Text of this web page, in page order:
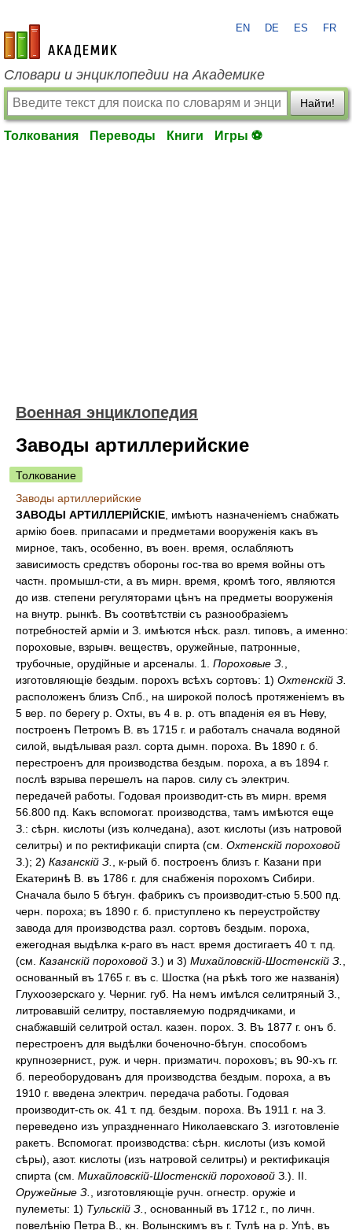
academic.ru
EN DE ES FR
Словари и энциклопедии на Академике
Найти!
Толкования Переводы Книги Игры ⚽
Военная энциклопедия
Заводы артиллерийские
Толкование
Заводы артиллерийские
ЗАВОДЫ АРТИЛЛЕРІЙСКІЕ , имѣютъ назначеніемъ снабжать
армію боев. припасами и предметами вооруженія какъ въ
мирное, такъ, особенно, въ воен. время, ослабляютъ
зависимость средствъ обороны гос-тва во время войны отъ
частн. промышл-сти, а въ мирн. время, кромѣ того, являются
до изв. степени регуляторами цѣнъ на предметы вооруженія
на внутр. рынкѣ. Въ соотвѣтствіи съ разнообразіемъ
потребностей арміи и З. имѣются нѣск. разл. типовъ, а именно:
пороховые, взрывч. веществъ, оружейные, патронные,
трубочные, орудійные и арсеналы. 1. Пороховые З.
изготовляющіе бездым. порохъ всѣхъ сортовъ: 1) Охтенскій З.
расположенъ близъ Спб., на широкой полосѣ протяженіемъ въ
5 вер. по берегу р. Охты, въ 4 в. р. отъ впаденія ея въ Неву,
построенъ Петромъ В. въ 1715 г. и работалъ сначала водяной
силой, выдѣлывая разл. сорта дымн. пороха. Въ 1890 г. б.
перестроенъ для производства бездым. пороха, а въ 1894 г.
послѣ взрыва перешелъ на паров. силу съ электрич.
передачей работы. Годовая производит-сть въ мирн. время
56.800 пд. Какъ вспомогат. производства, тамъ имѣются еще
З.: сѣрн. кислоты (изъ колчедана), азот. кислоты (изъ натровой
селитры) и по ректификаціи спирта (см. Охтенскій пороховой
З.); 2) Казанскій З.
, к-рый б. построенъ близъ г. Казани при
Екатеринѣ В. въ 1786 г. для снабженія порохомъ Сибири.
Сначала было 5 бѣгун. фабрикъ съ производит-стью 5.500 пд.
черн. пороха; въ 1890 г. б. приступлено къ переустройству
завода для производства разл. сортовъ бездым. пороха,
ежегодная выдѣлка к-раго въ наст. время достигаетъ 40 т. пд.
(см. Казанскій пороховой З.) и 3) Михайловскій-Шостенскій З.
основанный въ 1765 г. въ с. Шостка (на рѣкѣ того же названія)
Глухоозерскаго у. Черниг. губ. На немъ имѣлся селитряный З.,
литровавшій селитру, поставляемую подрядчиками, и
снабжавшій селитрой остал. казен. порох. З. Въ 1877 г. онъ б.
перестроенъ для выдѣлки боченочно-бѣгун. способомъ
крупнозернист., руж. и черн. призматич. пороховъ; въ 90-хъ гг.
б. переоборудованъ для производства бездым. пороха, а въ
1910 г. введена электрич. передача работы. Годовая
производит-сть ок. 41 т. пд. бездым. пороха. Въ 1911 г. на З.
переведено изъ упраздненнаго Николаевскаго З. изготовленіе
ракетъ. Вспомогат. производства: сѣрн. кислоты (изъ комой
сѣры), азот. кислоты (изъ натровой селитры) и ректификація
спирта (см. Михайловскій-Шостенскій пороховой З.). II.
Оружейные З.
, изготовляющіе ручн. огнестр. оружіе и
пулеметы: 1) Тульскій З.
, основанный въ 1712 г., по личн.
повелѣнію Петра В., кн. Волынскимъ въ г. Тулѣ на р. Упѣ, въ